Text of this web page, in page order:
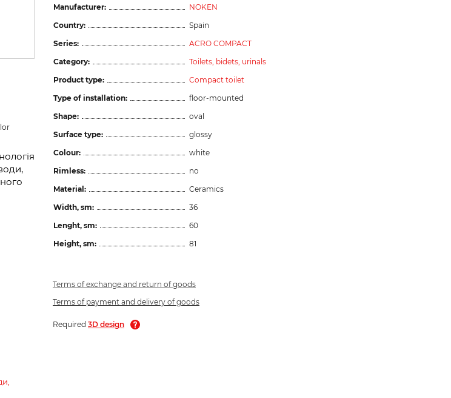
Manufacturer:
NOKEN
Country:
Spain
Series:
ACRO COMPACT
Category:
Toilets, bidets, urinals
Product type:
Compact toilet
Type of installation:
floor-mounted
Shape:
oval
Surface type:
glossy
Colour:
white
Rimless:
no
Material:
Ceramics
Width, sm:
36
Lenght, sm:
60
Height, sm:
81
Terms of exchange and return of goods
Terms of payment and delivery of goods
Required 3D design